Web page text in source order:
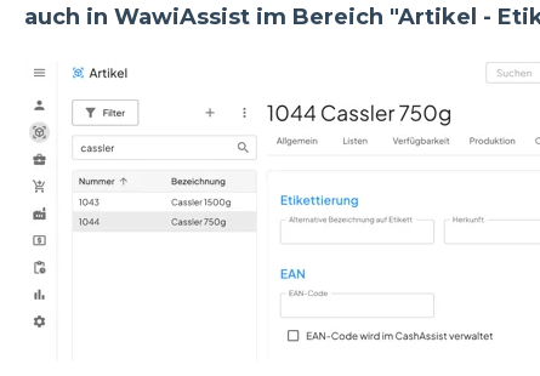
auch in WawiAssist im Bereich "Artikel -